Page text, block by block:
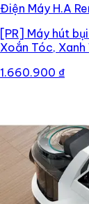
Điện Máy H.A
[PR] Máy hút
Xoắn Tóc, Xanh
1.660.900 ₫